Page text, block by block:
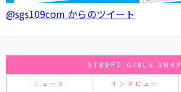
@sgs109com からのツイート
STREET GIRLS SNAP
ニュース インタビュー